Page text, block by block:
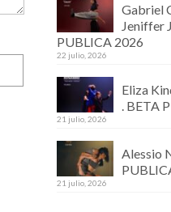
Gabriel
Jeniffer
PUBLICA 2026
22 julio, 2026
Eliza
. BETA
21 julio, 2026
Alessio
21 julio, 2026